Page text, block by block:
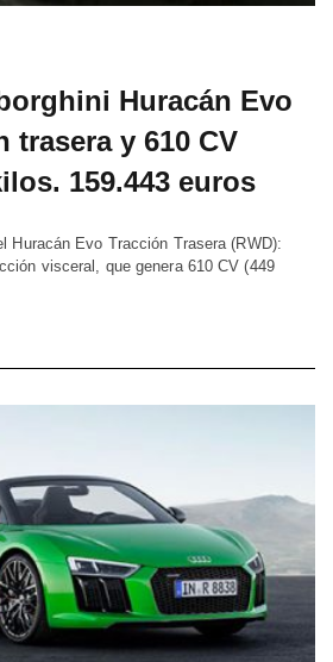
Huracán Evo
trasera y 610 CV
159.443 euros
Huracán Evo Tracción Trasera (RWD):
visceral, que genera 610 CV (449